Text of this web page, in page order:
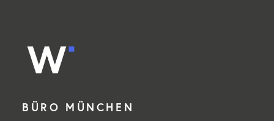
BÜRO MÜNCHEN